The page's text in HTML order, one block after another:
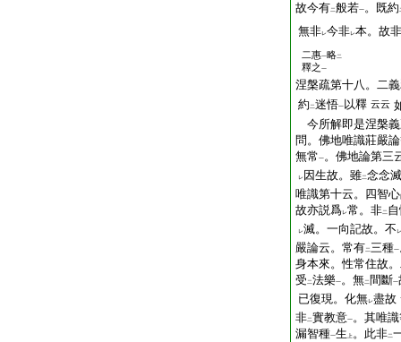
故今有二般若一。既約
無非レ今非レ本。故非
二惠一略二
釋之 一
涅槃疏第十八。二
約 二迷悟一 以釋 云云
今所解即是涅槃
問。佛地唯識莊嚴
無常一。佛地論第三
レ 因生故。雖二念念滅
唯識第十云。四智
故亦説爲レ常。非二
レ滅。一向記故。不 レ
嚴論云。常有二三種一
身本來。性常住故
受 二法樂一。無二 間斷一
已復現。化無レ盡故
非二實教意一。其唯
漏智種一生 上 。此非二